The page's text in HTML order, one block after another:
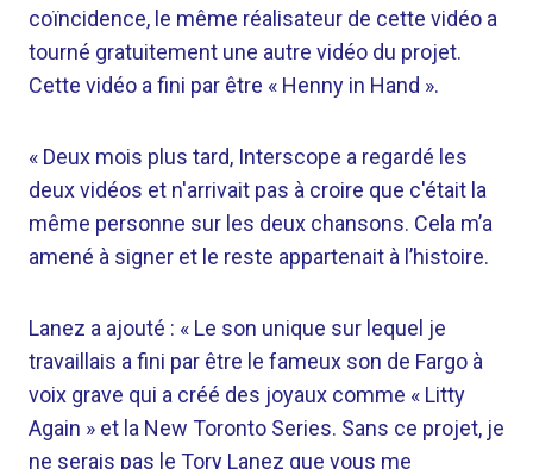
coïncidence, le même réalisateur de cette vidéo a
tourné gratuitement une autre vidéo du projet.
Cette vidéo a fini par être « Henny in Hand ».
« Deux mois plus tard, Interscope a regardé les
deux vidéos et n'arrivait pas à croire que c'était la
même personne sur les deux chansons. Cela m’a
amené à signer et le reste appartenait à l’histoire.
Lanez a ajouté : « Le son unique sur lequel je
travaillais a fini par être le fameux son de Fargo à
voix grave qui a créé des joyaux comme « Litty
Again » et la New Toronto Series. Sans ce projet, je
ne serais pas le Tory Lanez que vous me